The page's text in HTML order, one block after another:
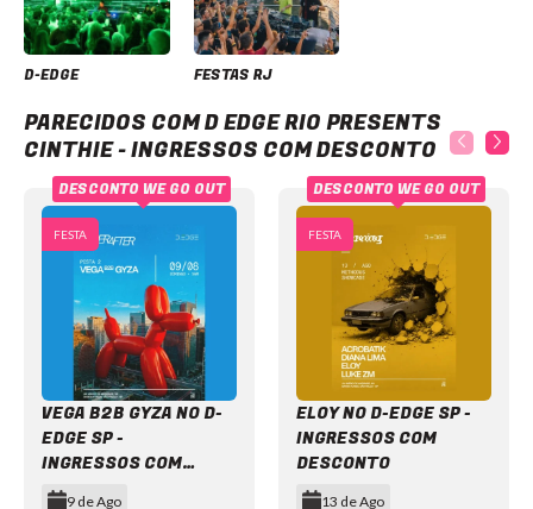
D-EDGE FESTAS RJ
PARECIDOS COM D EDGE RIO PRESENTS
CINTHIE - INGRESSOS COM DESCONTO
FESTA
VEGA B2B GYZA NO D-
EDGE SP -
INGRESSOS COM
DESCONTO
9 de Ago
DESCONTO WE GO OUT
FESTA
ELOY NO D-EDGE SP -
INGRESSOS COM
DESCONTO
13 de Ago
DESCONTO WE GO OUT